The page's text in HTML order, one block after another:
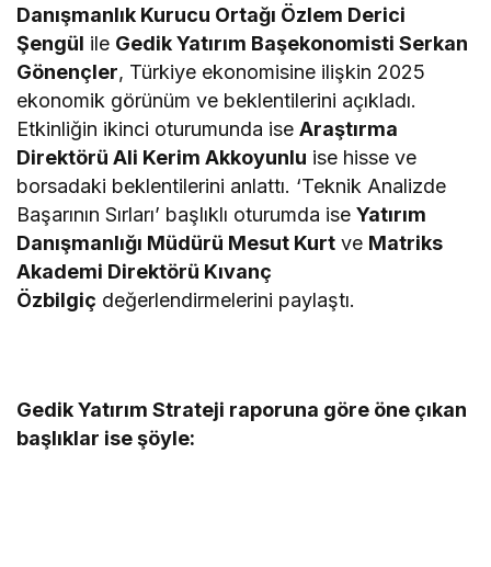
Danışmanlık Kurucu Ortağı Özlem Derici
Şengül ile Gedik Yatırım Başekonomisti Serkan
Gönençler, Türkiye ekonomisine ilişkin 2025
ekonomik görünüm ve beklentilerini açıkladı.
Etkinliğin ikinci oturumunda iseAraştırma
Direktörü Ali Kerim Akkoyunlu ise hisse ve
borsadaki beklentilerini anlattı. ‘Teknik Analizde
Başarının Sırları’ başlıklı oturumda iseYatırım
Danışmanlığı Müdürü Mesut Kurt ve Matriks
Akademi Direktörü Kıvanç
Özbilgiç değerlendirmelerini paylaştı.
Gedik Yatırım Strateji raporuna göre öne çıkan
başlıklar ise şöyle: